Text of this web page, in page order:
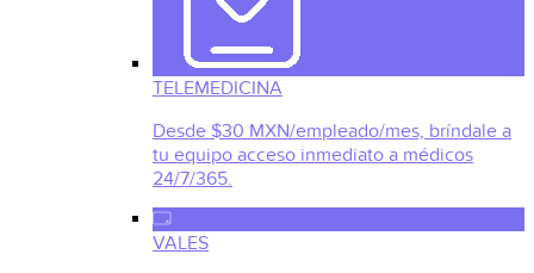
TELEMEDICINA
Desde $30 MXN/empleado/mes, bríndale a
tu equipo acceso inmediato a médicos
24/7/365.
VALES